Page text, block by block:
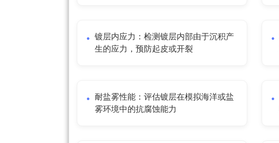
镀层内应力：检测镀层内部由于沉积产
生的应力，预防起皮或开裂
耐盐雾性能：评估镀层在模拟海洋或盐
雾环境中的抗腐蚀能力